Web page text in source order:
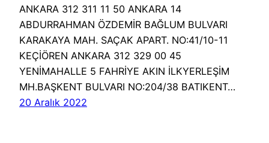
ANKARA 312 311 11 50 ANKARA 14
ABDURRAHMAN ÖZDEMİR BAĞLUM BULVARI
KARAKAYA MAH. SAÇAK APART. NO:41/10-11
KEÇİÖREN ANKARA 312 329 00 45
YENİMAHALLE 5 FAHRİYE AKIN İLKYERLEŞİM
MH.BAŞKENT BULVARI NO:204/38 BATIKENT…
20 Aralık 2022